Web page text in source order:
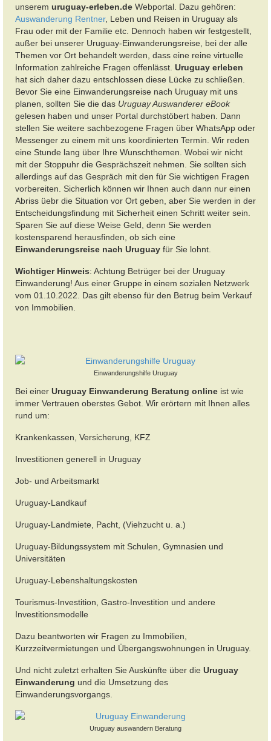
unserem uruguay-erleben.de Webportal. Dazu gehören:
Auswanderung Rentner, Leben und Reisen in Uruguay als
Frau oder mit der Familie etc. Dennoch haben wir festgestellt,
außer bei unserer Uruguay-Einwanderungsreise, bei der alle
Themen vor Ort behandelt werden, dass eine reine virtuelle
Information zahlreiche Fragen offenlässt. Uruguay erleben
hat sich daher dazu entschlossen diese Lücke zu schließen
Bevor Sie eine Einwanderungsreise nach Uruguay mit uns
planen, sollten Sie die das Uruguay Auswanderer eBook
gelesen haben und unser Portal durchstöbert haben. Dann
stellen Sie weitere sachbezogene Fragen über WhatsApp oder
Messenger zu einem mit uns koordinierten Termin. Wir reden
eine Stunde lang über Ihre Wunschthemen. Wobei wir nicht
mit der Stoppuhr die Gesprächszeit nehmen. Sie sollten sich
allerdings auf das Gespräch mit den für Sie wichtigen Fragen
vorbereiten. Sicherlich können wir Ihnen auch dann nur einen
Abriss üebr die Situation vor Ort geben, aber Sie werden in der
Entscheidungsfindung mit Sicherheit einen Schritt weiter sein.
Sparen Sie auf diese Weise Geld, denn Sie werden
kostensparend herausfinden, ob sich eine
Einwanderungsreise nach Uruguay für Sie lohnt.
Wichtiger Hinweis: Achtung Betrüger bei der Uruguay
Einwanderung! Aus einer Gruppe in einem sozialen Netzwerk
vom 01.10.2022. Das gilt ebenso für den Betrug beim Verkauf
von Immobilien.
Einwanderungshilfe Uruguay
Bei einer Uruguay Einwanderung Beratung online ist wie
immer Vertrauen oberstes Gebot. Wir erörtern mit Ihnen alles
rund um:
Krankenkassen, Versicherung, KFZ
Investitionen generell in Uruguay
Job- und Arbeitsmarkt
Uruguay-Landkauf
Uruguay-Landmiete, Pacht, (Viehzucht u. a.)
Uruguay-Bildungssystem mit Schulen, Gymnasien und
Universitäten
Uruguay-Lebenshaltungskosten
Tourismus-Investition, Gastro-Investition und andere
Investitionsmodelle
Dazu beantworten wir Fragen zu Immobilien,
Kurzzeitvermietungen und Übergangswohnungen in Uruguay.
Und nicht zuletzt erhalten Sie Auskünfte über die Uruguay
Einwanderung und die Umsetzung des
Einwanderungsvorgangs.
Uruguay auswandern Beratung